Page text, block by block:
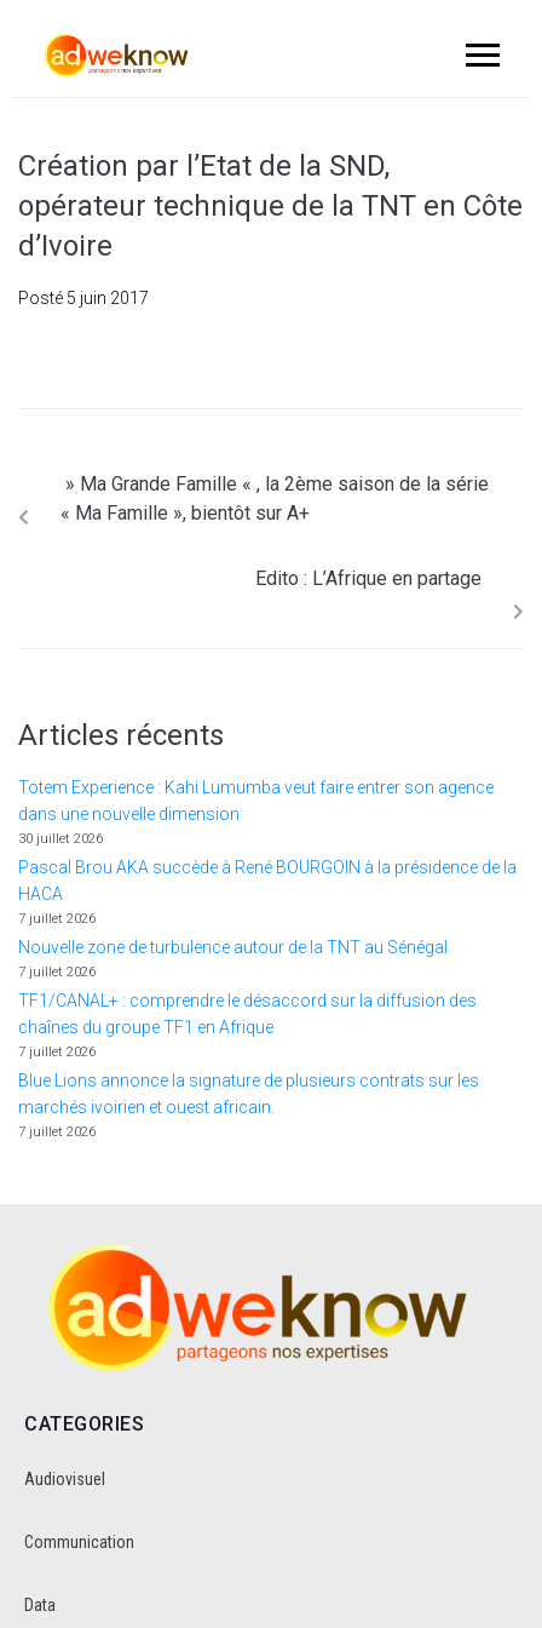
Création par l’Etat de la SND,
opérateur technique de la TNT en Côte
d’Ivoire
Posté 5 juin 2017
» Ma Grande Famille « , la 2ème saison de la série
« Ma Famille », bientôt sur A+
Edito : L’Afrique en partage
Articles récents
Totem Experience : Kahi Lumumba veut faire entrer son agence
dans une nouvelle dimension
30 juillet 2026
Pascal Brou AKA succède à René BOURGOIN à la présidence de la
HACA
7 juillet 2026
Nouvelle zone de turbulence autour de la TNT au Sénégal
7 juillet 2026
TF1/CANAL+ : comprendre le désaccord sur la diffusion des
chaînes du groupe TF1 en Afrique
7 juillet 2026
Blue Lions annonce la signature de plusieurs contrats sur les
marchés ivoirien et ouest africain.
7 juillet 2026
CATEGORIES
Audiovisuel
Communication
Data